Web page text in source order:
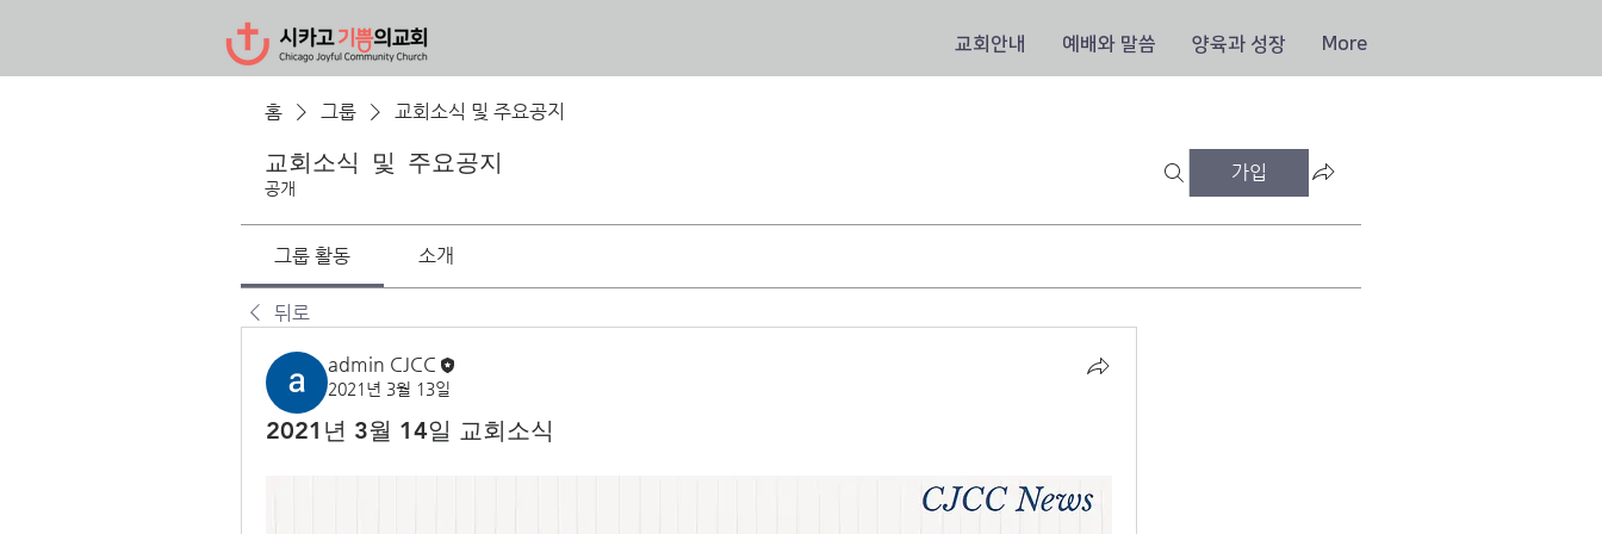
교회안내 예배와 말씀 양육과 성장 More
홈 그룹 교회소식 및 주요공지
교회소식 및 주요공지
공개
가입
그룹 활동 소개
뒤로
admin CJCC
2021년 3월 13일
2021년 3월 14일 교회소식